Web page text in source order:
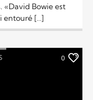
«David Bowie est
entouré […]
0